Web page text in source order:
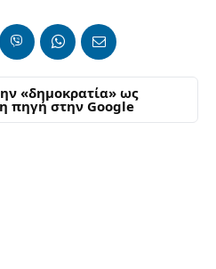
«δημοκρατία» ως
πηγή στην Google